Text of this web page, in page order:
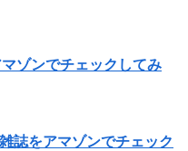
ゾンでチェックしてみ
誌をアマゾンでチェック